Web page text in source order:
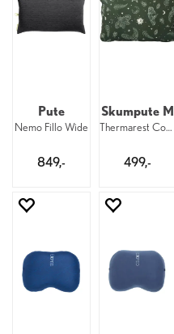
Pute
Nemo Fillo Wide
849,-
Skumpute M
Thermarest Comp Pillow Cinch R Woodland
499,-